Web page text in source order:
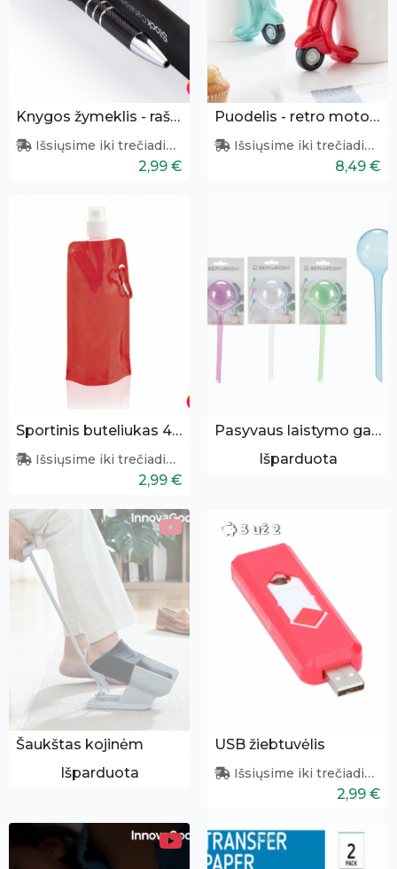
Knygos žymeklis - rašiklio laikiklis
Išsiųsime iki trečiadienio
2,99 €
Puodelis - retro motoroleris
Išsiųsime iki trečiadienio
8,49 €
Sportinis buteliukas 400ml
Išsiųsime iki trečiadienio
2,99 €
Pasyvaus laistymo gaubys
Išparduota
Šaukštas kojinėm
Išparduota
3 už 2
USB žiebtuvėlis
Išsiųsime iki trečiadienio
2,99 €